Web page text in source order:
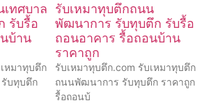
ทศบาล
รับรื้อ
บ้าน
หมาทุบตึก
รับทุบตึก
รับเหมาทุบตึกถนน
พัฒนาการ รับทุบตึก รับรื้อ
ถอนอาคาร รื้อถอนบ้าน
ราคาถูก
รับเหมาทุบตึก.com รับเหมาทุบตึก
ถนนพัฒนาการ รับทุบตึก ราคาถูก
รื้อถอนบ้